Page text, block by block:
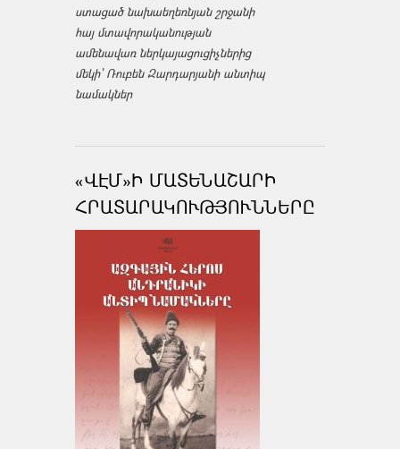
ստացած նախաեղեռնյան շրջանի
հայ մտավորականության
ամենավառ ներկայացուցիչներից
մեկի՝ Ռուբեն Զարդարյանի անտիպ
նամակներ
«ՎԷՄ»Ի ՄԱՏԵՆԱՇԱՐԻ
ՀՐԱՏԱՐԱԿՈՒԹՅՈՒՆՆԵՐԸ